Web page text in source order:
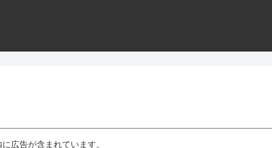
広告が含まれています。